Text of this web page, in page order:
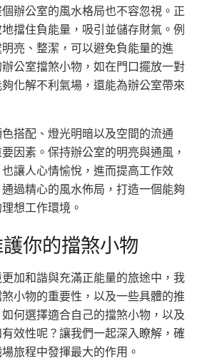
辦公室的風水格局也不容忽視。正
擋住負能量，吸引並儲存財氣。例
亮、整潔，可以避免負能量的進
公室擋煞小物，如在門口擺放一對
化解不利氣場，還能為辦公室帶來
搭配、燈光明暗以及空間的流通
因素。保持辦公室的明亮與通風，
讓人心情愉悅，進而提高工作效
過精心的風水佈局，打造一個能夠
想工作環境。
你的擋煞小物
加和諧與充滿正能量的旅途中，我
小物的重要性，以及一些具體的推
何選擇適合自己的擋煞小物，以及
效性呢？讓我們一起深入瞭解，確
旅程中發揮最大的作用。